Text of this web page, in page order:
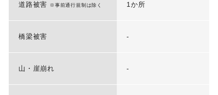
道路被害 ※事前通行規制は除く 1か所
橋梁被害 -
山・崖崩れ -